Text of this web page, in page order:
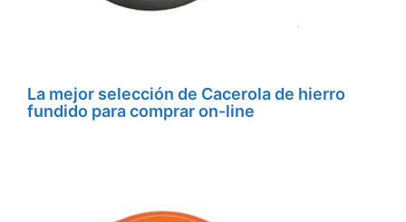
La mejor selección de Cacerola de hierro
fundido para comprar on-line